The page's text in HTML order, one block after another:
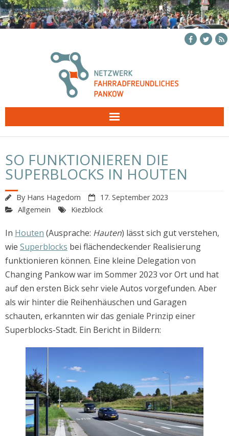
Skip
to
SO FUNKTIONIEREN DIE
SUPERBLOCKS IN HOUTEN
By Hans Hagedorn
17. September 2023
Allgemein
Kiezblock
In Houten (Ausprache: Hauten) lässt sich gut verstehen,
wie Superblocks bei flächendeckender Realisierung
funktionieren können. Eine kleine Delegation von
Changing Pankow war im Sommer 2023 vor Ort und hat
auf den ersten Bick sehr viele Autos vorgefunden. Aber
als wir hinter die Reihenhäuschen und Garagen
schauten, erkannten wir das geniale Prinzip einer
Superblocks-Stadt. Ein Bericht in Bildern: